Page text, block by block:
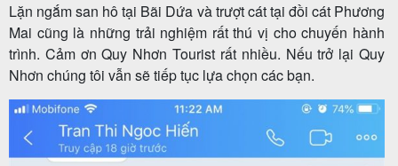
Nhơn
khởi
hành
Lặn ngắm san hô tại Bãi Dứa và trượt cát tại đồi cát Phương
Mai cũng là những trải nghiệm rất thú vị cho chuyến hành
trình. Cảm ơn Quy Nhơn Tourist rất nhiều. Nếu trở lại Quy
Nhơn chúng tôi vẫn sẽ tiếp tục lựa chọn các bạn.